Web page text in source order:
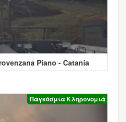
Piano - Catania
Παγκόσμια Κληρονομιά